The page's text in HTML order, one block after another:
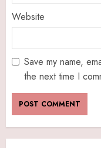
Website
Save my name,
the next time I